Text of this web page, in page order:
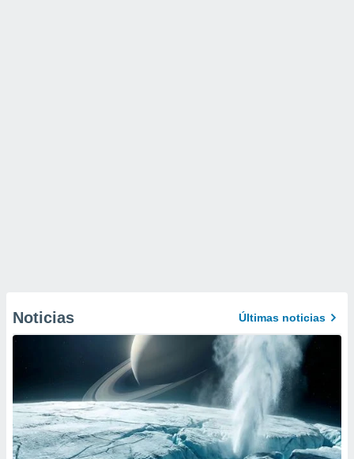
Noticias Últimas noticias